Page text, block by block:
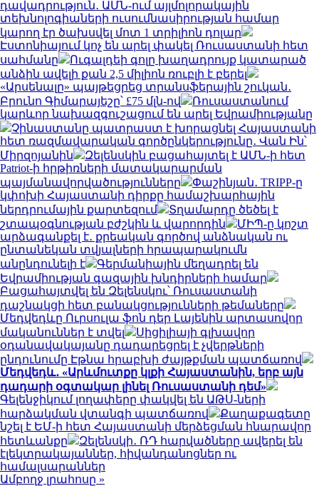
դավադրություն․ ԱՄՆ-ում այլմոլորակային
տեխնոլոգիաների ուսումնասիրության համար
կարող էր ծախսվել մոտ 1 տրիլիոն դոլար
Էստոնիայում կոչ են արել փակել Ռուսաստանի հետ
սահմանը
Ուգալդեի գոլը խաղադրույք կատարած
անձին ավելի քան 2,5 միլիոն ռուբլի է բերել
«Արսենալը» պայթեցրեց տրանսֆերային շուկան․
Բրունո Գիմարայեշը՝ £75 մլն-ով
Ռուսաստանում
կարևոր նախազգուշացում են արել Եվրամիությանը
Չինաստանը պատրաստ է խորացնել Հայաստանի
հետ ռազմավարական գործընկերությունը․ Վան Ին՝
Միրզոյանին
Զելենսկին բացահայտել է ԱՄՆ-ի հետ
Patriot-ի հրթիռների մատակարարման
պայմանավորվածությունները
Փաշինյան․ TRIPP-ը
կփոխի Հայաստանի դիրքը համաշխարհային
ներդրումային քարտեզում
Տղամարդը ծեծել է
շտապօգնության բժշկին և վարորդին
ՄԻՊ-ը կոշտ
արձագանքել է․ քրեական գործով անձնական ու
ընտանեկան տվյալների հրապարակումն
անընդունելի է
Գերմանիային մեղադրել են
Եվրամիության գազային խնդիրների համար
Բացահայտվել են Զելենսկու՝ Ռուսաստանի
դաշնակցի հետ բանակցությունների թեմաները
Մեդվեդևը Ուրսուլա ֆոն դեր Լայենին արտասովոր
մականուններ է տվել
Սիցիլիայի գլխավոր
օդանավակայանը դադարեցրել է չվերթների
ընդունումը Էթնա հրաբխի ժայթքման պատճառով
Մեդվեդև․ «Արևմուտքը կլքի Հայաստանին, երբ այն
դադարի օգտակար լինել Ռուսաստանի դեմ»
Գելենջիկում լողափերը փակվել են ԱԹՍ-ների
հարձակման վտանգի պատճառով
Քաղաքագետը
նշել է ԵՄ-ի հետ Հայաստանի մերձեցման հնարավոր
հետևանքը
Զելենսկի․ ՌԴ հարվածները ավերել են
էլեկտրակայաններ, հիվանդանոցներ ու
համալսարաններ
Ամբողջ լրահոսը »